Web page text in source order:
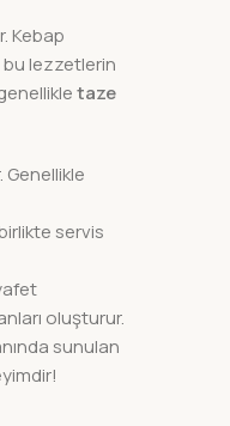
Kebap
bu lezzetlerin
taze
Genellikle
servis
oluşturur.
sunulan